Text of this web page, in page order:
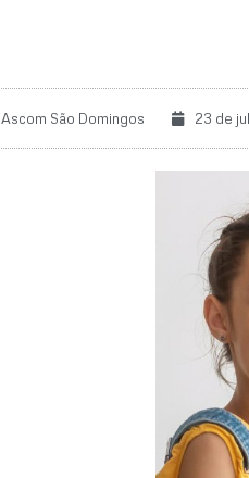
Ascom São Domingos 23 de